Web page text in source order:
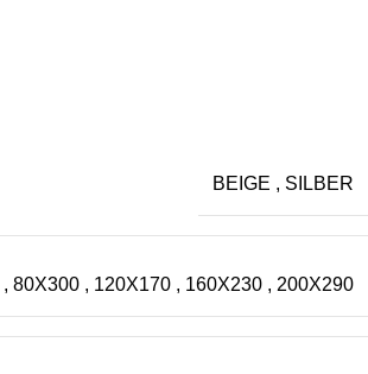
BEIGE , SILBER
, 80X300 , 120X170 , 160X230 , 200X290